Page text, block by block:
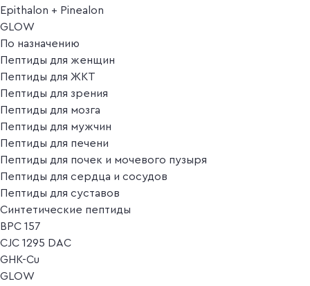
Epithalon + Pinealon
GLOW
По назначению
Пептиды для женщин
Пептиды для ЖКТ
Пептиды для зрения
Пептиды для мозга
Пептиды для мужчин
Пептиды для печени
Пептиды для почек и мочевого пузыря
Пептиды для сердца и сосудов
Пептиды для суставов
Синтетические пептиды
BPC 157
CJC 1295 DAC
GHK-Cu
GLOW